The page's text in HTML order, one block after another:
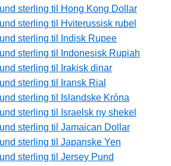
sterling til Hong Kong Dollar
sterling til Hviterussisk rubel
sterling til Indisk Rupee
sterling til Indonesisk Rupiah
sterling til Irakisk dinar
sterling til Iransk Rial
sterling til Islandske Króna
sterling til Israelsk ny shekel
sterling til Jamaican Dollar
sterling til Japanske Yen
sterling til Jersey Pund